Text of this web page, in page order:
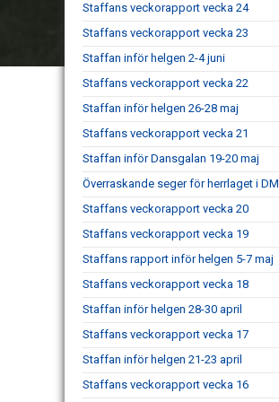
Staffans veckorapport vecka 24
Staffans veckorapport vecka 23
Staffan inför helgen 2-4 juni
Staffans veckorapport vecka 22
Staffan inför helgen 26-28 maj
Staffans veckorapport vecka 21
Staffan inför Dansgalan 19-20 maj
Överraskande seger för herrlaget i DM
Staffans veckorapport vecka 20
Staffans veckorapport vecka 19
Staffans rapport inför helgen 5-7 maj
Staffans veckorapport vecka 18
Staffan inför helgen 28-30 april
Staffans veckorapport vecka 17
Staffan inför helgen 21-23 april
Staffans veckorapport vecka 16